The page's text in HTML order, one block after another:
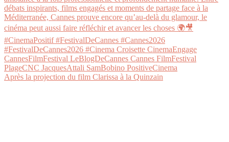
Après la projection du film Clarissa à la Quinzain